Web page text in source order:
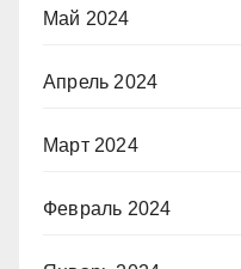
Май 2024
Апрель 2024
Март 2024
Февраль 2024